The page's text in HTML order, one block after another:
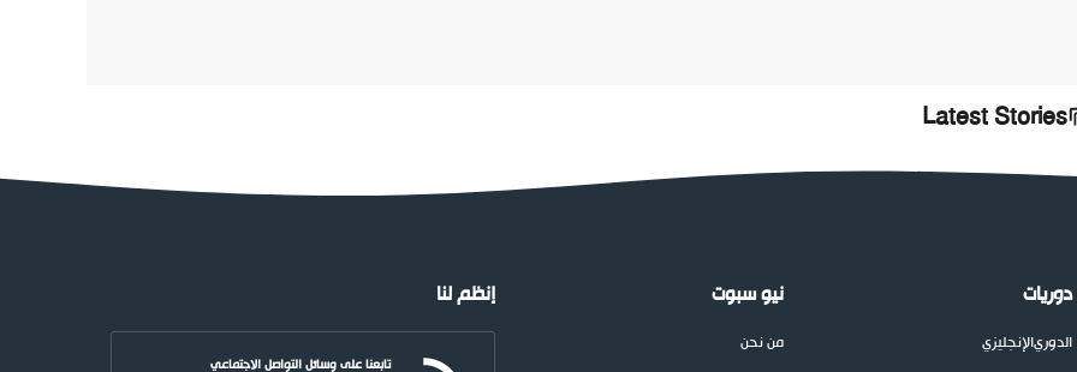
Latest Stories
دوريات
الدوريالإنجليزي
نيو سبوت
من نحن
إنظم لنا
تابعنا على وسائل التواصل الاجتماعي